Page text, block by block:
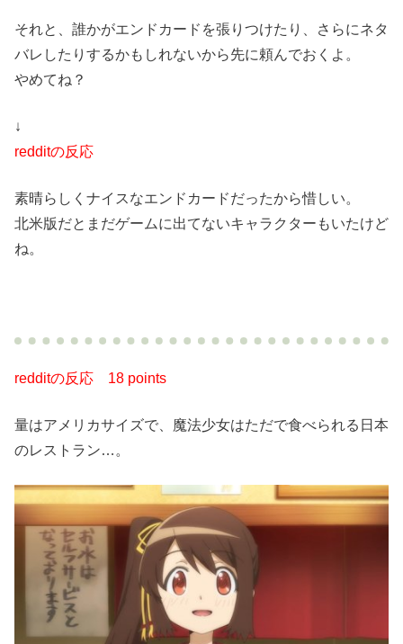
それと、誰かがエンドカードを張りつけたり、さらにネタ
バレしたりするかもしれないから先に頼んでおくよ。
やめてね？
↓
redditの反応
素晴らしくナイスなエンドカードだったから惜しい。
北米版だとまだゲームに出てないキャラクターもいたけど
ね。
redditの反応 18 points
量はアメリカサイズで、魔法少女はただで食べられる日本
のレストラン…。